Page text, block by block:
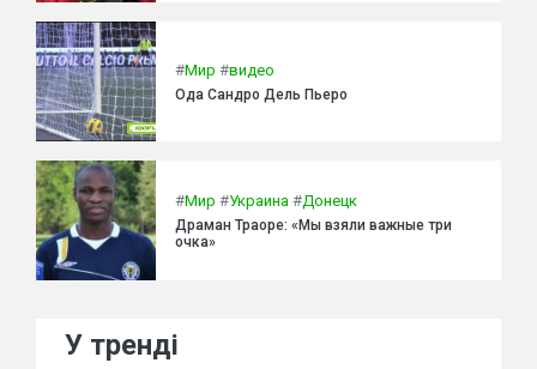
#Мир #видео
Ода Сандро Дель Пьеро
#Мир #Украина #Донецк
Драман Траоре: «Мы взяли важные три
очка»
У тренді